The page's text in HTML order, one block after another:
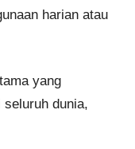
harian atau
yang
seluruh dunia,